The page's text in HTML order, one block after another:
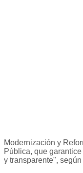
Modernización y
Pública, que
y transparente",